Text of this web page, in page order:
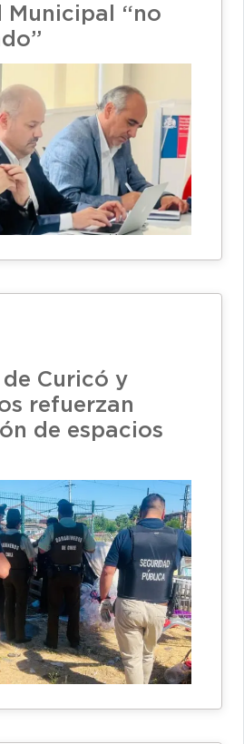
Municipal “no
Curicó y
refuerzan
de espacios